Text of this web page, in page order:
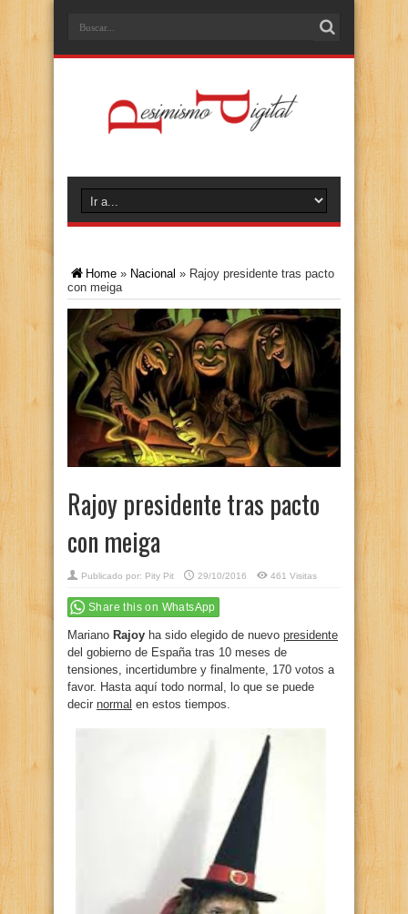
Home » Nacional » Rajoy presidente tras pacto
con meiga
Rajoy presidente tras pacto
con meiga
Publicado por: Pity Pit 29/10/2016 461 Visitas
Share this on WhatsApp
Mariano Rajoy ha sido elegido de nuevo presidente
del gobierno de España tras 10 meses de
tensiones, incertidumbre y finalmente, 170 votos a
favor. Hasta aquí todo normal, lo que se puede
decir normal en estos tiempos.